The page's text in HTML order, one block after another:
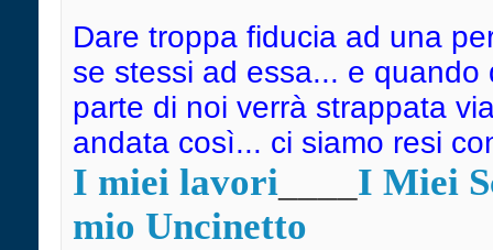
Dare troppa fiducia ad una
se stessi ad essa... e
parte di noi verrà strappata
andata così... ci siamo resi
I miei lavori
I Miei
mio Uncinetto